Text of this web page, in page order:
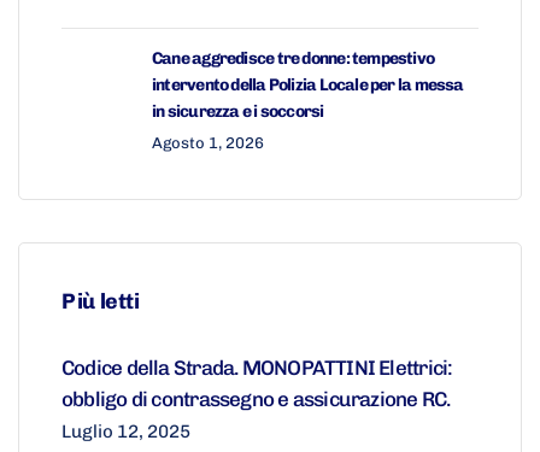
Cane aggredisce tre donne: tempestivo
intervento della Polizia Locale per la messa
in sicurezza e i soccorsi
Agosto 1, 2026
Più letti
Codice della Strada. MONOPATTINI Elettrici:
obbligo di contrassegno e assicurazione RC.
Luglio 12, 2025